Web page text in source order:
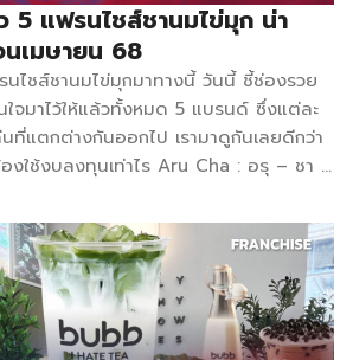
5 แฟรนไชส์ชานมไข่มุก น่า
นเมษายน 68
นไชส์ชานมไข่มุกมาทางนี้ วันนี้ ชี้ช่องรวย
ใจมาไว้ให้แล้วทั้งหมด 5 แบรนด์ ซึ่งแต่ละ
ที่แตกต่างกันออกไป เรามาดูกันเลยดีกว่า
องใช้งบลงทุนเท่าไร Aru Cha : อรุ – ชา
ลากหลายทั้งเมนูเย็นและเมนูปั่น เช่น ชา
ไม้ บราวน์ชูก้า กว่า 60 เมนู นอกจากนี้
– ชา เป็นแฟรนไชส์ที่ลงทุนน้อย เน้น
นราคาย่อมเยาเข้าถึงได้ เหมาะกับผู้ที่
ไข่มุกเป็นของตัวเอง แต่มีงบจำกัด แม้ไม่มี